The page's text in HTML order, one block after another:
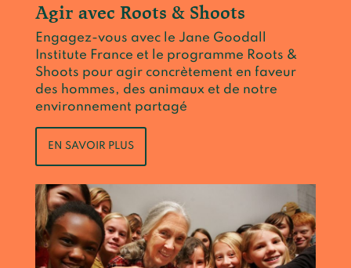
Agir avec Roots & Shoots
Engagez-vous avec le Jane Goodall
Institute France et le programme Roots &
Shoots pour agir concrètement en faveur
des hommes, des animaux et de notre
environnement partagé
EN SAVOIR PLUS